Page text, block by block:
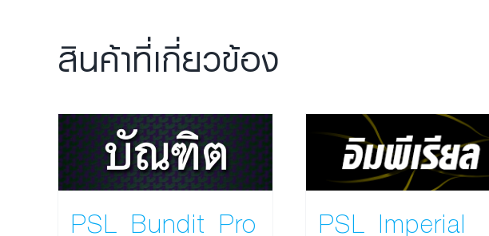
สินค้าที่เกี่ยวข้อง
PSL Bundit Pro
PSL Imperial